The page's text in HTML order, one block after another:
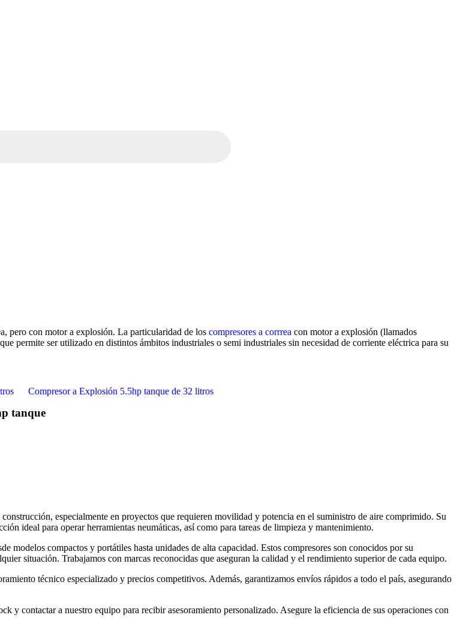
pero con motor a explosión. La particularidad de los compresores a corrrea con motor a explosión (llamados
permite ser utilizado en distintos ámbitos industriales o semi industriales sin necesidad de corriente eléctrica para su
tanque
especialmente en proyectos que requieren movilidad y potencia en el suministro de aire comprimido. Su
ideal para operar herramientas neumáticas, así como para tareas de limpieza y mantenimiento.
modelos compactos y portátiles hasta unidades de alta capacidad. Estos compresores son conocidos por su
situación. Trabajamos con marcas reconocidas que aseguran la calidad y el rendimiento superior de cada equipo.
técnico especializado y precios competitivos. Además, garantizamos envíos rápidos a todo el país, asegurando
y contactar a nuestro equipo para recibir asesoramiento personalizado. Asegure la eficiencia de sus operaciones con